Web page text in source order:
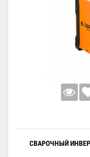
СВАРОЧНЫЙ